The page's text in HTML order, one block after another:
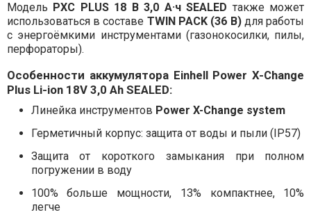
Модель PXC PLUS 18 В 3,0 А·ч SEALED также может
использоваться в составе TWIN PACK (36 В)для работы
с энергоёмкими инструментами (газонокосилки, пилы,
перфораторы).
Особенности аккумулятора Einhell Power X-Change
Plus Li-ion 18V 3,0 Ah SEALED:
Линейка инструментов Power X-Change system
Герметичный корпус: защита от воды и пыли (IP57)
Защита от короткого замыкания при полном
погружении в воду
100% больше мощности, 13% компактнее, 10%
легче